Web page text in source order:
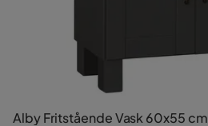
Alby Fritstående Vask 60x55 cm